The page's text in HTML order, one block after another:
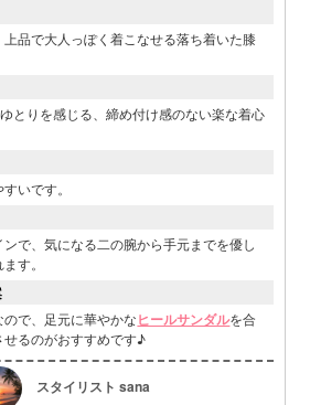
品で大人っぽく着こなせる落ち着いた膝
とりを感じる、締め付け感のない楽な着心
いです。
で、気になる二の腕から手元までを優し
す。
ので、足元に華やかなヒールサンダルを合
るのがおすすめです♪
スタイリスト sana